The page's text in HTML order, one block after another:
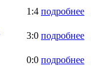
1:4 подробнее
3:0 подробнее
0:0 подробнее